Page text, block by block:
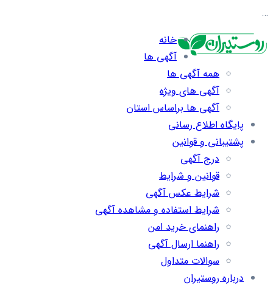
…
خانه
آگهی ها
همه آگهی ها
آگهی های ویژه
آگهی ها براساس استان
پایگاه اطلاع رسانی
پشتیبانی و قوانین
درج آگهی
قوانین و شرایط
شرایط عکس آگهی
شرایط استفاده و مشاهده آگهی
راهنمای خرید امن
راهنما ارسال آگهی
سوالات متداول
درباره روستیران